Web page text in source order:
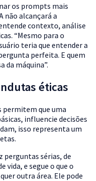
os prompts mais
não alcançará a
contexto, análise
“Mesmo para o
teria que entender a
perfeita. E quem
da máquina”.
éticas
permitem que uma
influencie decisões
isso representa um
perguntas sérias, de
vida, e segue o que o
outra área. Ele pode